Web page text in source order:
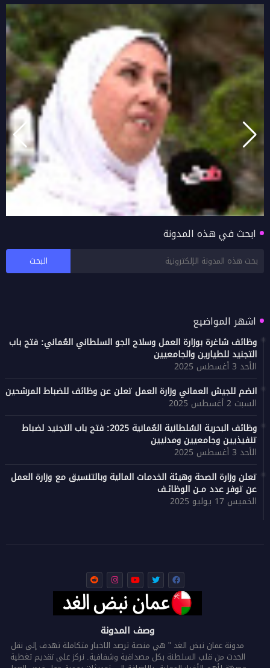
ابحث في هذه المدونة
اشهر المواضيع
وظائف شاغرة بوزارة العمل وسلاح الجو السلطاني العُماني: فتح باب
التجنيد للطيارين والجامعيين
الأحد 3 أغسطس 2025
انضم للجيش العماني وزارة العمل تعلن عن وظائف للضباط المرشحين
السبت 2 أغسطس 2025
وظائف البحرية السُلطانية العُمانية 2025: فتح باب التجنيد لضباط
تنفيذيين وجامعيين ومدنيين
الأحد 3 أغسطس 2025
تعلن وزارة الصحة وهيئة الخدمات المالية وبالتنسيق مع وزارة العمل
عن توفر عدد مـن الوظائـف
الخميس 17 يوليو 2025
وصف المدونة
مدونة عمان نبض الغد " هي منصة ترصد الاخبار متكاملة تهدف إلى نقل
الحدث من قلب السلطنة بكل مصداقية وشفافية. نركز على تقديم تغطية